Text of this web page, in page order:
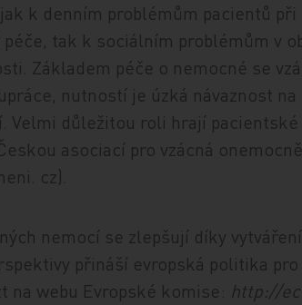
k denním problémům pacientů
tak k sociálním problémům v
Základem péče o nemocné se
nutností je úzká návaznost
Velmi důležitou roli hrají pacientské
asociací pro vzácná
cz).
nemocí se zlepšují díky
přináší evropská politika
na webu Evropské komise: http://